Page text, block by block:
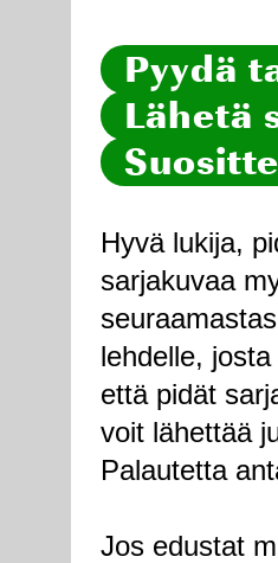
Pyydä
Lähetä
Hyvä lukija,
sarjakuvaa
lehdelle,
että pidät
voit lähettää
Palautetta
Jos edustat